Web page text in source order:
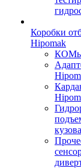
Коробки
Hipomak
КОМы